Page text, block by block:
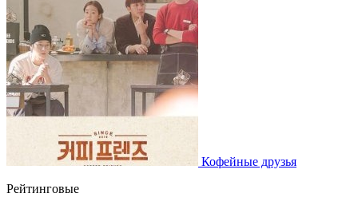
Кофейные друзья
Рейтинговые